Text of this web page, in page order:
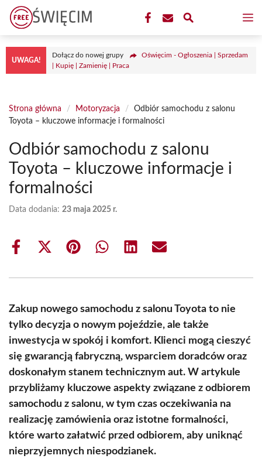
Przejdź
treści
UWAGA!
Dołącz do nowej grupy
Oświęcim - Ogłoszenia | Sprzedam
| Kupię | Zamienię | Praca
Strona główna / Motoryzacja /
Odbiór samochodu z salonu
Toyota – kluczowe informacje i formalności
Odbiór samochodu z salonu
Toyota – kluczowe informacje i
formalności
Data dodania: 23 maja 2025 r.
Share
Share
(Twitter)
Share Share Share Share
Zakup nowego samochodu z salonu Toyota to nie
tylko decyzja o nowym pojeździe, ale także
inwestycja w spokój i komfort. Klienci mogą cieszyć
się gwarancją fabryczną, wsparciem doradców oraz
doskonałym stanem technicznym aut. W artykule
przybliżamy kluczowe aspekty związane z odbiorem
samochodu z salonu, w tym czas oczekiwania na
realizację zamówienia oraz istotne formalności,
które warto załatwić przed odbiorem, aby uniknąć
nieprzyjemnych niespodzianek.